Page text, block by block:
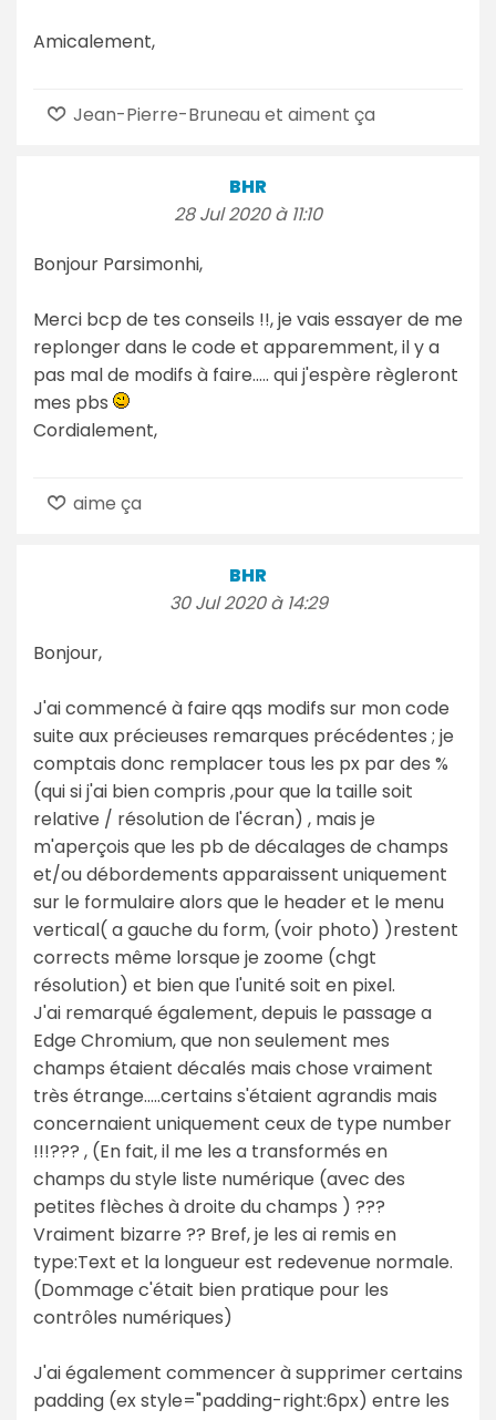
Amicalement,
Jean-Pierre-Bruneau et aiment ça
BHR
28 Jul 2020 à 11:10
Bonjour Parsimonhi,
Merci bcp de tes conseils !!, je vais essayer de me
replonger dans le code et apparemment, il y a
pas mal de modifs à faire..... qui j'espère règleront
mes pbs
Cordialement,
aime ça
BHR
30 Jul 2020 à 14:29
Bonjour,
J'ai commencé à faire qqs modifs sur mon code
suite aux précieuses remarques précédentes ; je
comptais donc remplacer tous les px par des %
(qui si j'ai bien compris ,pour que la taille soit
relative / résolution de l'écran) , mais je
m'aperçois que les pb de décalages de champs
et/ou débordements apparaissent uniquement
sur le formulaire alors que le header et le menu
vertical( a gauche du form, (voir photo) )restent
corrects même lorsque je zoome (chgt
résolution) et bien que l'unité soit en pixel.
J'ai remarqué également, depuis le passage a
Edge Chromium, que non seulement mes
champs étaient décalés mais chose vraiment
très étrange.....certains s'étaient agrandis mais
concernaient uniquement ceux de type number
!!!??? , (En fait, il me les a transformés en
champs du style liste numérique (avec des
petites flèches à droite du champs ) ???
Vraiment bizarre ?? Bref, je les ai remis en
type:Text et la longueur est redevenue normale.
(Dommage c'était bien pratique pour les
contrôles numériques)
J'ai également commencer à supprimer certains
padding (ex style="padding-right:6px) entre les